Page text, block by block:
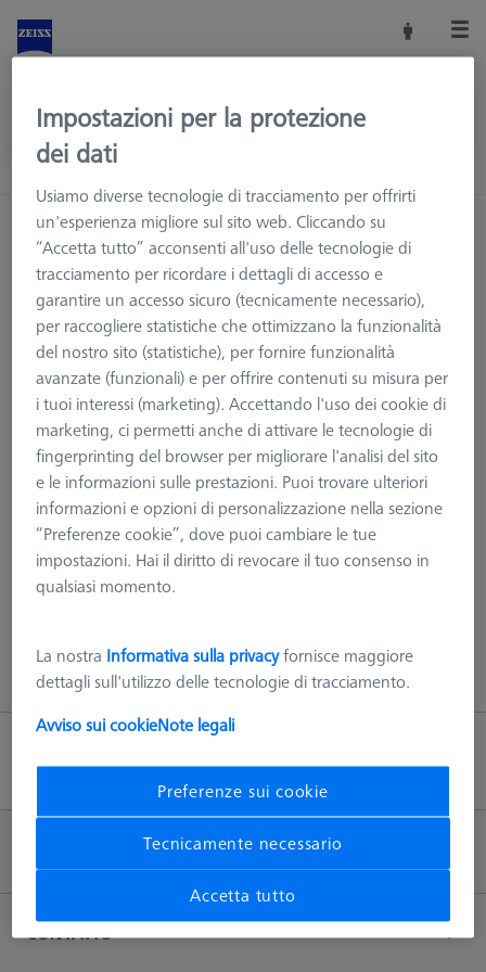
Home
Accessori macchine
Macchine CMM e Ottiche
Calibrazione e verifica
Sistemi calibrazione ROTOS
Con certificato di calibrazione
Con certificato di calibrazione
Sistemi di calibrazione per il rugosimetro ZEISS ROTOS completi
di certificato di calibrazione.
Maggiori informazioni su Con certificato di
Torna su
INFORMAZIONI
CONTATTO
Impostazioni per la protezione
dei dati
Usiamo diverse tecnologie di tracciamento per offrirti
un'esperienza migliore sul sito web. Cliccando su
“Accetta tutto” acconsenti all'uso delle tecnologie di
tracciamento per ricordare i dettagli di accesso e
garantire un accesso sicuro (tecnicamente necessario),
per raccogliere statistiche che ottimizzano la funzionalità
del nostro sito (statistiche), per fornire funzionalità
avanzate (funzionali) e per offrire contenuti su misura per
i tuoi interessi (marketing). Accettando l'uso dei cookie di
marketing, ci permetti anche di attivare le tecnologie di
fingerprinting del browser per migliorare l'analisi del sito
e le informazioni sulle prestazioni. Puoi trovare ulteriori
informazioni e opzioni di personalizzazione nella sezione
“Preferenze cookie”, dove puoi cambiare le tue
impostazioni. Hai il diritto di revocare il tuo consenso in
qualsiasi momento.
La nostra Informativa sulla privacyfornisce maggiore
dettagli sull'utilizzo delle tecnologie di tracciamento.
Avviso sui cookieNote legali
Preferenze sui cookie
Tecnicamente necessario
Accetta tutto